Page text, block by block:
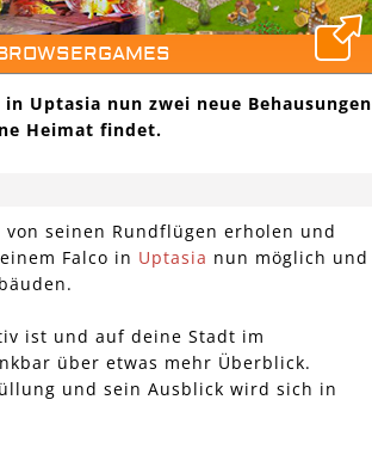
Uptasia nun zwei neue Behausungen
Heimat findet.
seinen Rundflügen erholen und
Falco in Uptasia nun möglich und
ist und auf deine Stadt im
über etwas mehr Überblick.
und sein Ausblick wird sich in